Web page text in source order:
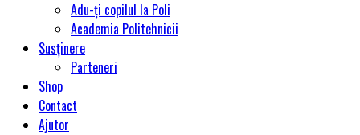
Adu-ți copilul la Poli
Academia Politehnicii
Susținere
Parteneri
Shop
Contact
Ajutor